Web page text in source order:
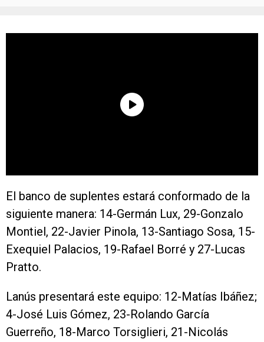
El banco de suplentes estará conformado de la
siguiente manera: 14-Germán Lux, 29-Gonzalo
Montiel, 22-Javier Pinola, 13-Santiago Sosa, 15-
Exequiel Palacios, 19-Rafael Borré y 27-Lucas
Pratto.
Lanús presentará este equipo: 12-Matías Ibáñez;
4-José Luis Gómez, 23-Rolando García
Guerreño, 18-Marco Torsiglieri, 21-Nicolás